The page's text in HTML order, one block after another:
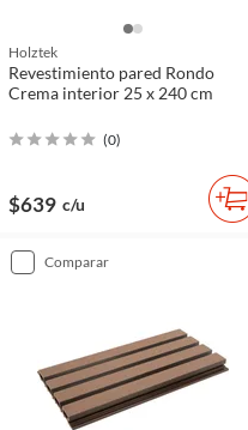
Holztek
Revestimiento pared Rondo
Crema interior 25 x 240 cm
(0)
$639 c/u
comparar